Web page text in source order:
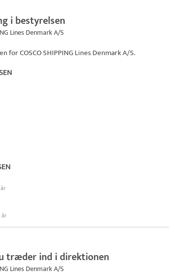
i bestyrelsen
Lines Denmark A/S
forCOSCO SHIPPING Lines Denmark A/S.
træder ind i direktionen
Lines Denmark A/S